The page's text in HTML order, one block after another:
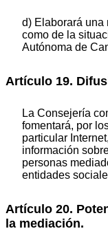
d) Elaborará una
como de la
Autónoma de
Artículo 19.
La Consejería
fomentará, por
particular
información
personas
entidades
Artículo 20.
la mediación.